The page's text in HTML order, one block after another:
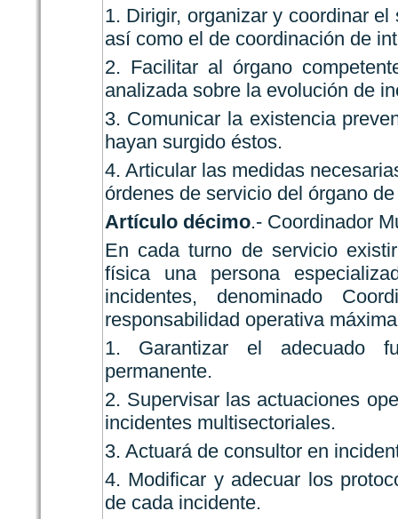
1. Dirigir, organizar y coordinar
así como el de coordinación de
2. Facilitar al órgano
analizada sobre la evolución de
3. Comunicar la existencia
hayan surgido éstos.
4. Articular las medidas
órdenes de servicio del órgano
Artículo décimo.- Coordinador
En cada turno de servicio
física una persona
incidentes, denominado
responsabilidad operativa
1. Garantizar el adecuado
permanente.
2. Supervisar las actuaciones
incidentes multisectoriales.
3. Actuará de consultor en
4. Modificar y adecuar los
de cada incidente.